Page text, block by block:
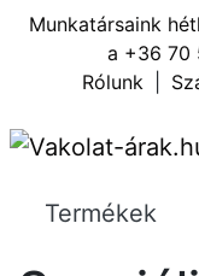
Munkatársaink
a +36 70
Rólunk
Termékek